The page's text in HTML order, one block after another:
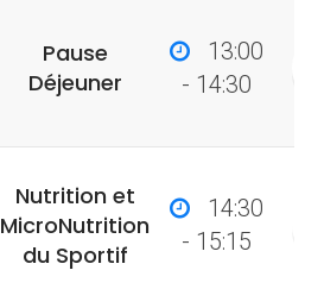
Pause
Déjeuner
13:00
- 14:30
Nutrition et
MicroNutrition
du Sportif
14:30
- 15:15